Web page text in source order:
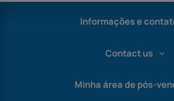
Informações e
Contact us
Minha área de pós-